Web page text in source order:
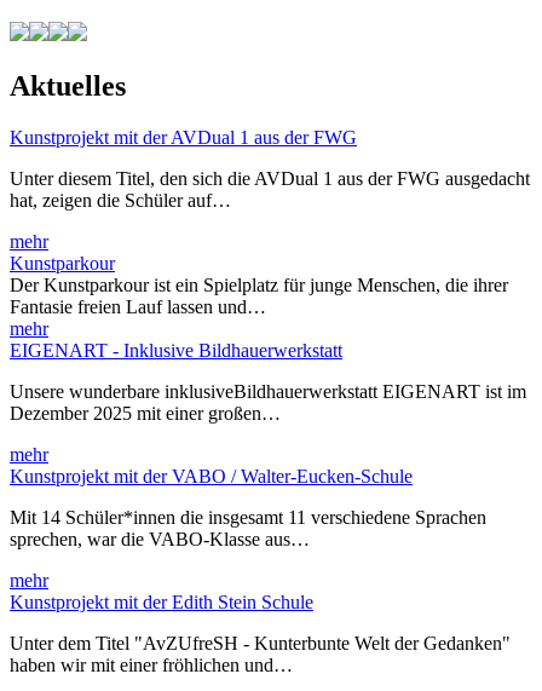
Aktuelles
Kunstprojekt mit der AVDual 1 aus der FWG
Unter diesem Titel, den sich die AVDual 1 aus der FWG ausgedacht
hat, zeigen die Schüler auf…
mehr
Kunstparkour
Der Kunstparkour ist ein Spielplatz für junge Menschen, die ihrer
Fantasie freien Lauf lassen und…
mehr
EIGENART - Inklusive Bildhauerwerkstatt
Unsere wunderbare inklusiveBildhauerwerkstatt EIGENART ist im
Dezember 2025 mit einer großen…
mehr
Kunstprojekt mit der VABO / Walter-Eucken-Schule
Mit 14 Schüler*innen die insgesamt 11 verschiedene Sprachen
sprechen, war die VABO-Klasse aus…
mehr
Kunstprojekt mit der Edith Stein Schule
Unter dem Titel "AvZUfreSH - Kunterbunte Welt der Gedanken"
haben wir mit einer fröhlichen und…